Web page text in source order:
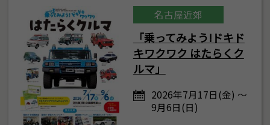
名古屋近郊
「乗ってみよう!ドキド
キワクワク はたらくク
ルマ」
2026年7月17日(金) ～
9月6日(日)